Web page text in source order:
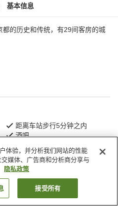
基本信息
的历史和传统，有29间客房的城
距离车站步行5分钟之内
酒吧
京都平松酒店
客房
体验，并分析我们网站的性能
媒体、广告商和分析商分享与
隐私政策
接受所有